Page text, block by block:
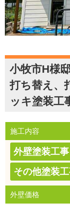
小牧市H様
打ち替え、
ッキ塗装
施工内容
外壁塗装工事
その他塗装
外壁価格